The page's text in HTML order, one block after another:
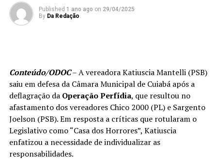
Published 1 ano ago on 29/04/2025
By Da Redação
Conteúdo/ODOC– A vereadora Katiuscia Mantelli (PSB)
saiu em defesa da Câmara Municipal de Cuiabá após a
deflagração da Operação Perfídia, que resultou no
afastamento dos vereadores Chico 2000 (PL) e Sargento
Joelson (PSB). Em resposta a críticas que rotularam o
Legislativo como “Casa dos Horrores”, Katiuscia
enfatizou a necessidade de individualizar as
responsabilidades.